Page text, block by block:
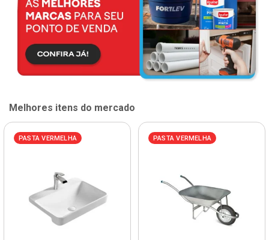
Melhores itens do mercado
PASTA VERMELHA PASTA VERMELHA